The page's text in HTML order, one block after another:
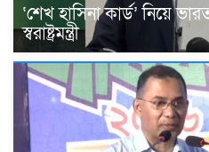
‘শেখ হাসিনা কার্ড’ নিয়ে
স্বরাষ্ট্রমন্ত্রী